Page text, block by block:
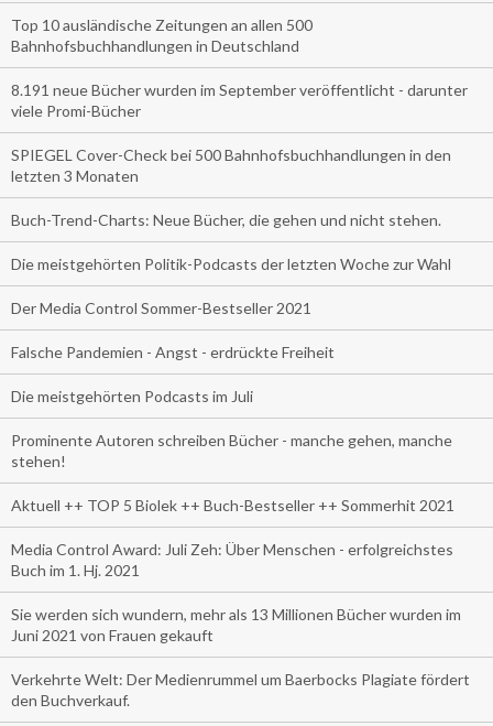
Top 10 ausländische Zeitungen an allen 500
Bahnhofsbuchhandlungen in Deutschland
8.191 neue Bücher wurden im September veröffentlicht - darunter
viele Promi-Bücher
SPIEGEL Cover-Check bei 500 Bahnhofsbuchhandlungen in den
letzten 3 Monaten
Buch-Trend-Charts: Neue Bücher, die gehen und nicht stehen.
Die meistgehörten Politik-Podcasts der letzten Woche zur Wahl
Der Media Control Sommer-Bestseller 2021
Falsche Pandemien - Angst - erdrückte Freiheit
Die meistgehörten Podcasts im Juli
Prominente Autoren schreiben Bücher - manche gehen, manche
stehen!
Aktuell ++ TOP 5 Biolek ++ Buch-Bestseller ++ Sommerhit 2021
Media Control Award: Juli Zeh: Über Menschen - erfolgreichstes
Buch im 1. Hj. 2021
Sie werden sich wundern, mehr als 13 Millionen Bücher wurden im
Juni 2021 von Frauen gekauft
Verkehrte Welt: Der Medienrummel um Baerbocks Plagiate fördert
den Buchverkauf.